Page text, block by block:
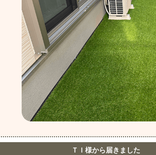
ＴＩ様から届きました